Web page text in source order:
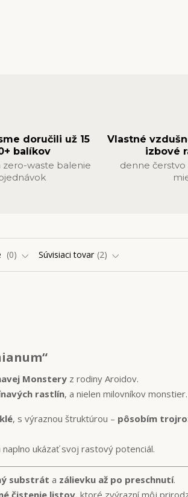
doručili už 15
balíkov
zero-waste balenie
Vlastné
izbové
denne
0 Súvisiaci tovar 2
Monstery z rodiny Aroidov.
rastlín, a nielen milovníkov monstier.
, s výraznou štruktúrou – pôsobím
naplno ukázať svoj rastový potenciál.
substrát a zálievku až po preschnutí.
čistenie listov, ktoré zvýrazní môj